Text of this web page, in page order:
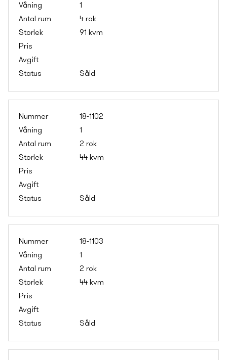
1
4 rok
91 kvm
Såld
18-1102
1
2 rok
44 kvm
Såld
18-1103
1
2 rok
44 kvm
Såld